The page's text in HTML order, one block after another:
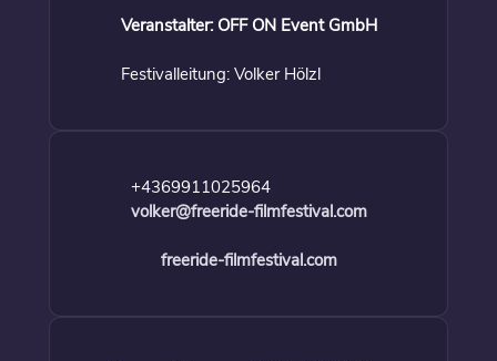
Veranstalter: OFF ON Event GmbH
Festivalleitung: Volker Hölzl
+4369911025964
volker@freeride-filmfestival.com
freeride-filmfestival.com